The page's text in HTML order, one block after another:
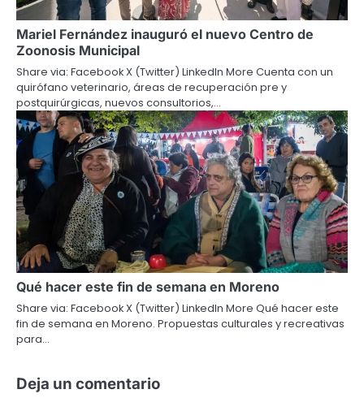
Mariel Fernández inauguró el nuevo Centro de
Zoonosis Municipal
Share via: Facebook X (Twitter) LinkedIn More Cuenta con un
quirófano veterinario, áreas de recuperación pre y
postquirúrgicas, nuevos consultorios,…
Qué hacer este fin de semana en Moreno
Share via: Facebook X (Twitter) LinkedIn More Qué hacer este
fin de semana en Moreno. Propuestas culturales y recreativas
para…
Deja un comentario